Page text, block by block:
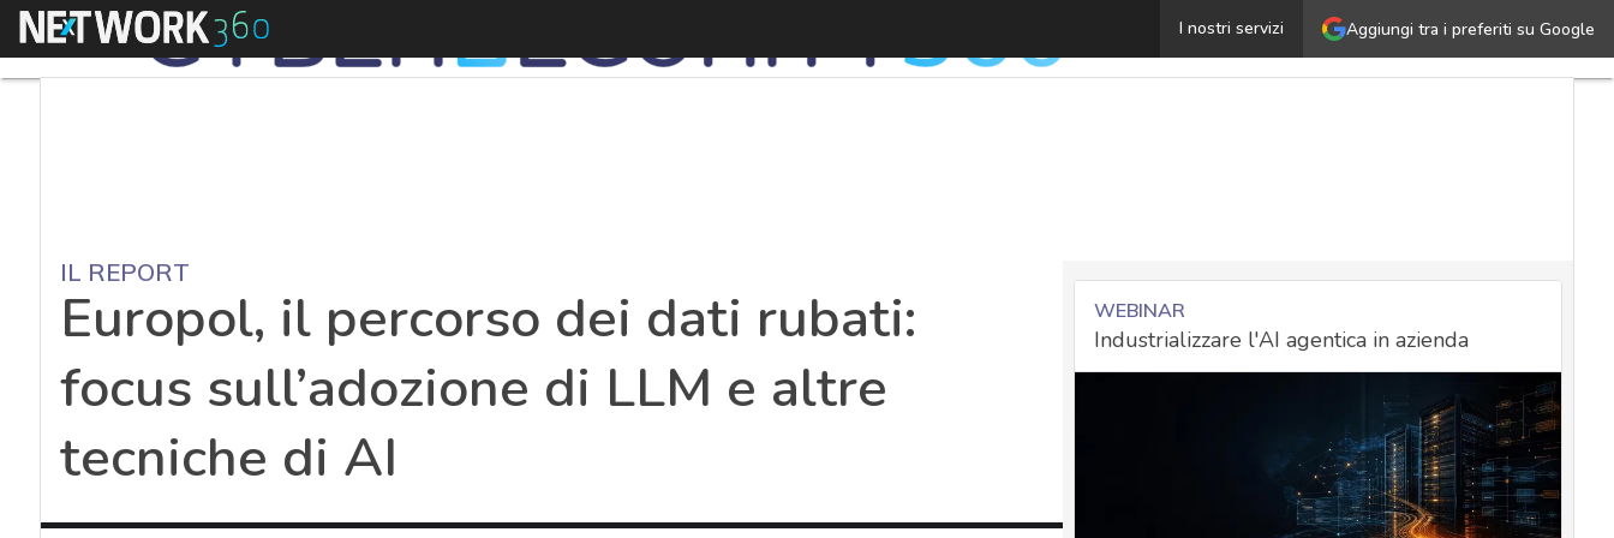
Aggiungi tra i preferiti su Google
I nostri servizi
Menu Europol, il percorso dei dati rubati: focus sull’adozione
IL REPORT
Europol, il percorso dei dati rubati:
focus sull’adozione di LLM e altre
tecniche di AI
WEBINAR
Industrializzare l'AI agentica in azienda